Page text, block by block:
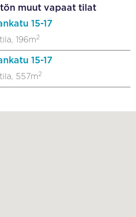
muut vapaat tilat
15-17
196m2
15-17
557m2